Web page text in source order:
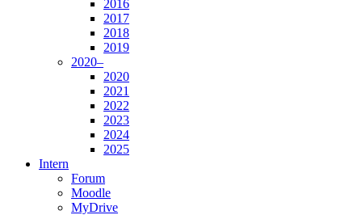
2016
2017
2018
2019
2020–
2020
2021
2022
2023
2024
2025
Intern
Forum
Moodle
MyDrive